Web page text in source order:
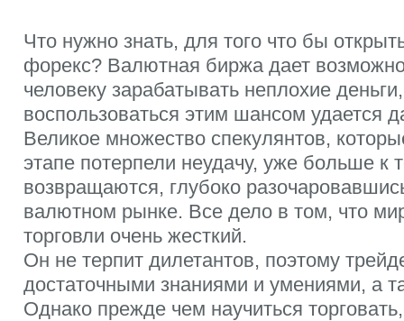
Что нужно знать, для того что бы
форекс? Валютная биржа дает
человеку зарабатывать неплохие
воспользоваться этим шансом удается
Великое множество спекулянтов,
этапе потерпели неудачу, уже больше к
возвращаются, глубоко
валютном рынке. Все дело в том, что
торговли очень жесткий.
Он не терпит дилетантов, поэтому
достаточными знаниями и умениями, а
Однако прежде чем научиться